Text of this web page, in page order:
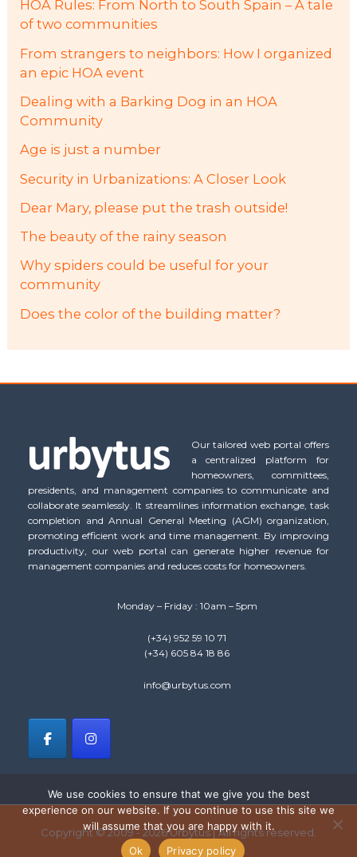
HOA Rules: From North to South Spain – A tale
of two communities
From strangers to neighbors: How I organized
an epic HOA event
Dealing with a Barking Dog in an HOA
Community
Age is just a number
Security in Urbanizations: A Closer Look
Dear Mary, please put the trash outside!
The beauty of the rainy season
Why spiders could be useful for your
community
Does the color of the building matter?
Our tailored web portal offers
a centralized platform for
homeowners, committees,
presidents, and management companies to communicate and
collaborate seamlessly. It streamlines information exchange, task
completion and Annual General Meeting (AGM) organization,
promoting efficient work and time management. By improving
productivity, our web portal can generate higher revenue for
management companies and reduces costs for homeowners.
Monday – Friday : 10am – 5pm
(+34) 952 59 10 71
(+34) 605 84 18 86
info@urbytus.com
Copyright © 2009 - 2026 Urbytus | All rights reserved.
We use cookies to ensure that we give you the best
experience on our website. If you continue to use this site we
will assume that you are happy with it.
Ok
Privacy policy